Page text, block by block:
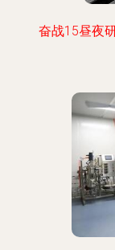
奋战15昼夜